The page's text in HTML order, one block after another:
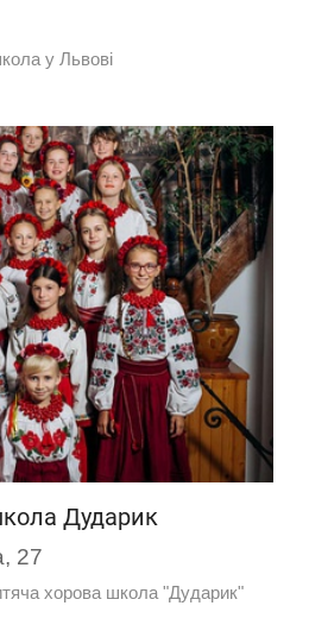
у Львові
Дударик
27
хорова школа "Дударик"